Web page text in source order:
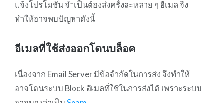
แจ้งโปรโมชั่น จำเป็นต้องส่งครั้งละหลาย ๆ อีเมล จึง
ทำให้อาจพบปัญหาดังนี้
อีเมลที่ใช้ส่งออกโดนบล็อค
เนื่องจาก Email Server มีข้อจำกัดในการส่ง จึงทำให้
อาจโดนระบบ Block อีเมลที่ใช้ในการส่งได้ เพราะระบบ